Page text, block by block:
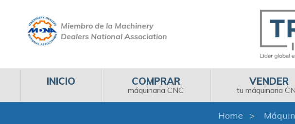
Miembro de la Machinery
Dealers National Association
INICIO COMPRAR
máquinaria CNC
VENDER
tu máquinaria
Home